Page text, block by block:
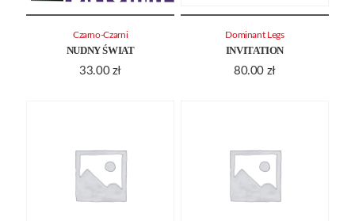
NUDNY ŚWIAT
33.00 zł
Czarno-Czarni
INVITATION
80.00 zł
Dominant Legs